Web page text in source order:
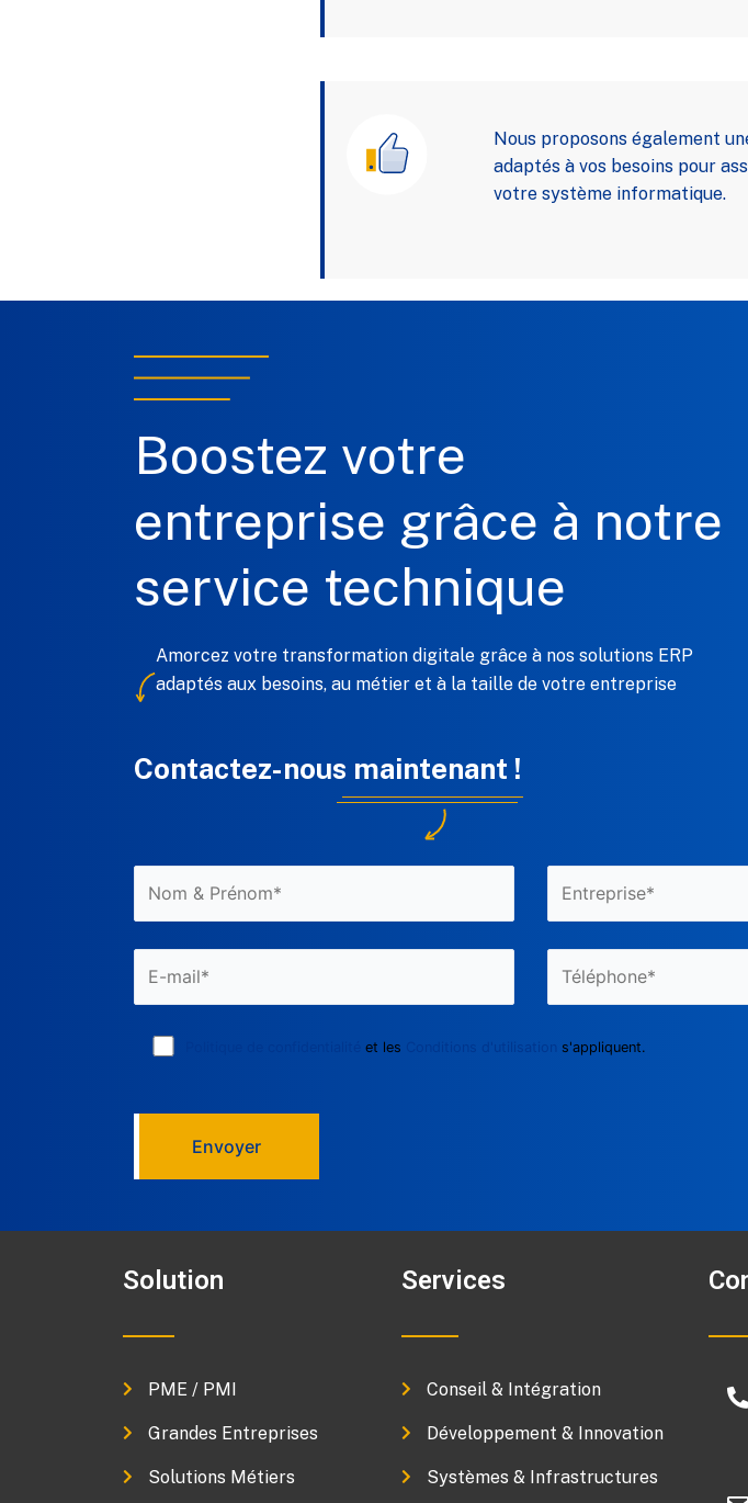
Nous proposons également
adaptés à vos besoins pour
votre système informatique.
Boostez votre
entreprise grâce à notre
service technique
Amorcez votre transformation digitale grâce à nos solutions ERP
adaptés aux besoins, au métier et à la taille de votre entreprise
Contactez-nous maintenant !
et les Conditions d'utilisation s'appliquent.
Envoyer
Solution
PME / PMI
Grandes Entreprises
Solutions Métiers
Services
Conseil & Intégration
Développement & Innovation
Systèmes & Infrastructures